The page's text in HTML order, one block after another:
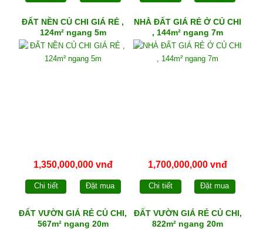
ĐẤT NỀN CỦ CHI GIÁ RẺ ,
124m² ngang 5m
1,350,000,000 vnđ
Chi tiết Đặt mua
NHÀ ĐẤT GIÁ RẺ Ở CỦ CHI
, 144m² ngang 7m
1,700,000,000 vnđ
Chi tiết Đặt mua
ĐẤT VƯỜN GIÁ RẺ CỦ CHI,
567m² ngang 20m
ĐẤT VƯỜN GIÁ RẺ CỦ CHI,
822m² ngang 20m